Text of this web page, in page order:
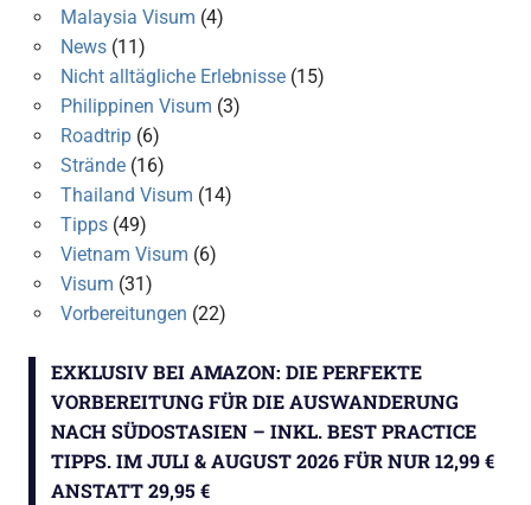
Malaysia Visum (4)
News(11)
Nicht alltägliche Erlebnisse(15)
Philippinen Visum (3)
Roadtrip(6)
Strände(16)
Thailand Visum (14)
Tipps(49)
Vietnam Visum (6)
Visum (31)
Vorbereitungen (22)
EXKLUSIV BEI AMAZON: DIE PERFEKTE
VORBEREITUNG FÜR DIE AUSWANDERUNG
NACH SÜDOSTASIEN – INKL. BEST PRACTICE
TIPPS. IM JULI & AUGUST 2026 FÜR NUR 12,99 €
ANSTATT 29,95 €